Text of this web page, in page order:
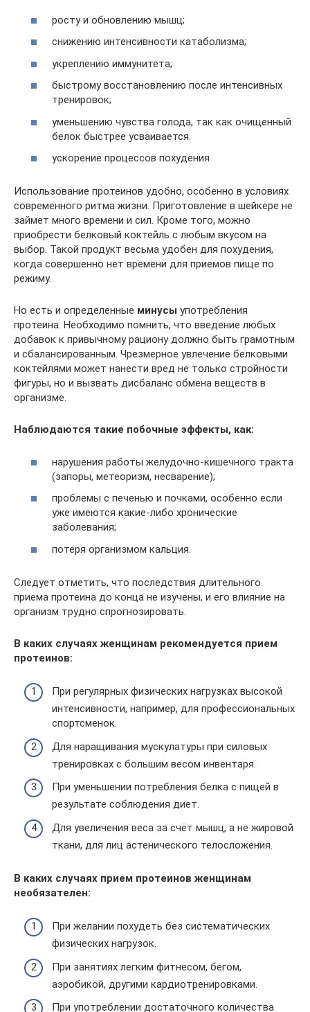
росту и обновлению мышц;
снижению интенсивности катаболизма;
укреплению иммунитета;
быстрому восстановлению после интенсивных
тренировок;
уменьшению чувства голода, так как очищенный
белок быстрее усваивается.
ускорение процессов похудения
Использование протеинов удобно, особенно в условиях
современного ритма жизни. Приготовление в шейкере не
займет много времени и сил. Кроме того, можно
приобрести белковый коктейль с любым вкусом на
выбор. Такой продукт весьма удобен для похудения,
когда совершенно нет времени для приемов пище по
режиму.
Но есть и определенные минусы употребления
протеина. Необходимо помнить, что введение любых
добавок к привычному рациону должно быть грамотным
и сбалансированным. Чрезмерное увлечение белковыми
коктейлями может нанести вред не только стройности
фигуры, но и вызвать дисбаланс обмена веществ в
организме.
Наблюдаются такие побочные эффекты, как:
нарушения работы желудочно-кишечного тракта
(запоры, метеоризм, несварение);
проблемы с печенью и почками, особенно если
уже имеются какие-либо хронические
заболевания;
потеря организмом кальция.
Следует отметить, что последствия длительного
приема протеина до конца не изучены, и его влияние на
организм трудно спрогнозировать.
В каких случаях женщинам рекомендуется прием
протеинов:
При регулярных физических нагрузках высокой
интенсивности, например, для профессиональных
спортсменок.
Для наращивания мускулатуры при силовых
тренировках с большим весом инвентаря.
При уменьшении потребления белка с пищей в
результате соблюдения диет.
Для увеличения веса за счёт мышц, а не жировой
ткани, для лиц астенического телосложения.
В каких случаях прием протеинов женщинам
необязателен:
При желании похудеть без систематических
физических нагрузок.
При занятиях легким фитнесом, бегом,
аэробикой, другими кардиотренировками.
При употреблении достаточного количества